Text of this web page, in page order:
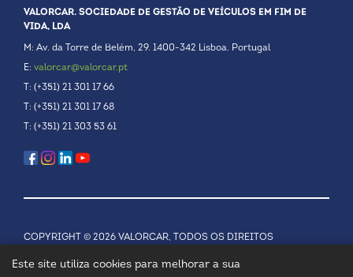
VALORCAR. SOCIEDADE DE GESTÃO DE VEÍCULOS EM FIM DE
VIDA, LDA
M: Av. da Torre de Belém, 29. 1400-342 Lisboa. Portugal
E: valorcar@valorcar.pt
T: (+351) 21 301 17 66
T: (+351) 21 301 17 68
T: (+351) 21 303 53 61
COPYRIGHT © 2026 VALORCAR, TODOS OS DIREITOS
Este site utiliza cookies para melhorar a sua